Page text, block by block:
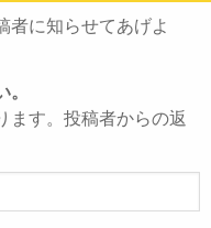
者に知らせてあげよ
ます。投稿者からの返